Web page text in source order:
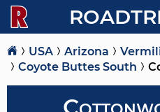
USA Arizona
Coyote Buttes South